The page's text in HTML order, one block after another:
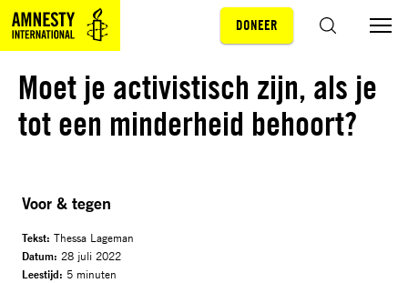
Sla navigatie over
DONEER
Voor & tegen
Tekst: Thessa Lageman
Datum: 28 juli 2022
Leestijd: 5 minuten
Moet je activistisch zijn, als je
tot een minderheid behoort?